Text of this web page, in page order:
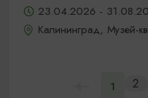
23.04.2026 -
Калининград, Музей-
1 2